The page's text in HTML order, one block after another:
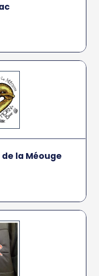
la Méouge